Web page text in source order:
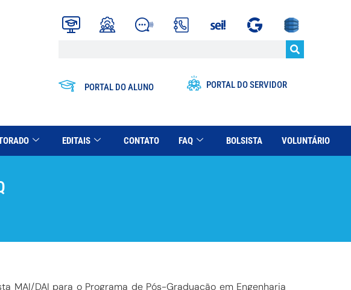
PORTAL DO ALUNO PORTAL DO SERVIDOR
EDITAIS CONTATO FAQ BOLSISTA VOLUNTÁRIO
MAI/DAI para o Programa de Pós-Graduação em Engenharia